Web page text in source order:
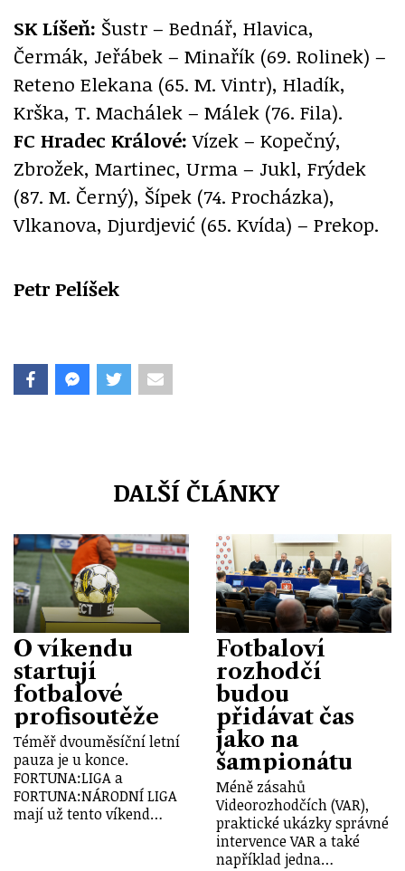
SK Líšeň: Šustr – Bednář, Hlavica,
Čermák, Jeřábek – Minařík (69. Rolinek) –
Reteno Elekana (65. M. Vintr), Hladík,
Krška, T. Machálek – Málek (76. Fila).
FC Hradec Králové: Vízek – Kopečný,
Zbrožek, Martinec, Urma – Jukl, Frýdek
(87. M. Černý), Šípek (74. Procházka),
Vlkanova, Djurdjević (65. Kvída) – Prekop.
Petr Pelíšek
DALŠÍ ČLÁNKY
O víkendu
startují
fotbalové
profisoutěže
Téměř dvouměsíční letní
pauza je u konce.
FORTUNA:LIGA a
FORTUNA:NÁRODNÍ LIGA
mají už tento víkend…
Fotbaloví
rozhodčí
budou
přidávat čas
jako na
šampionátu
Méně zásahů
Videorozhodčích (VAR),
praktické ukázky správné
intervence VAR a také
například jedna…